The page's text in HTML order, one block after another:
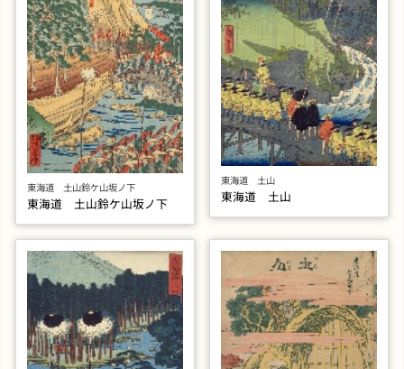
東海道 土山鈴ケ山坂ノ下
東海道 土山鈴ケ山坂ノ下
東海道 土山
東海道 土山